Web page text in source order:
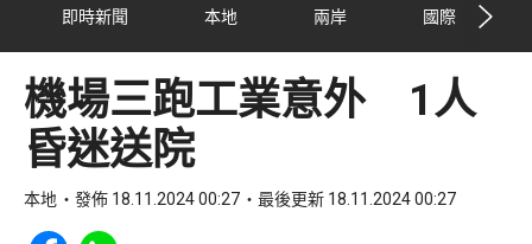
即時新聞 本地 兩岸 國際
機場三跑工業意外 1人
昏迷送院
本地 發佈 18.11.2024 00:27 最後更新 18.11.2024 00:27
Share to Facebook
Share to WhatsApp